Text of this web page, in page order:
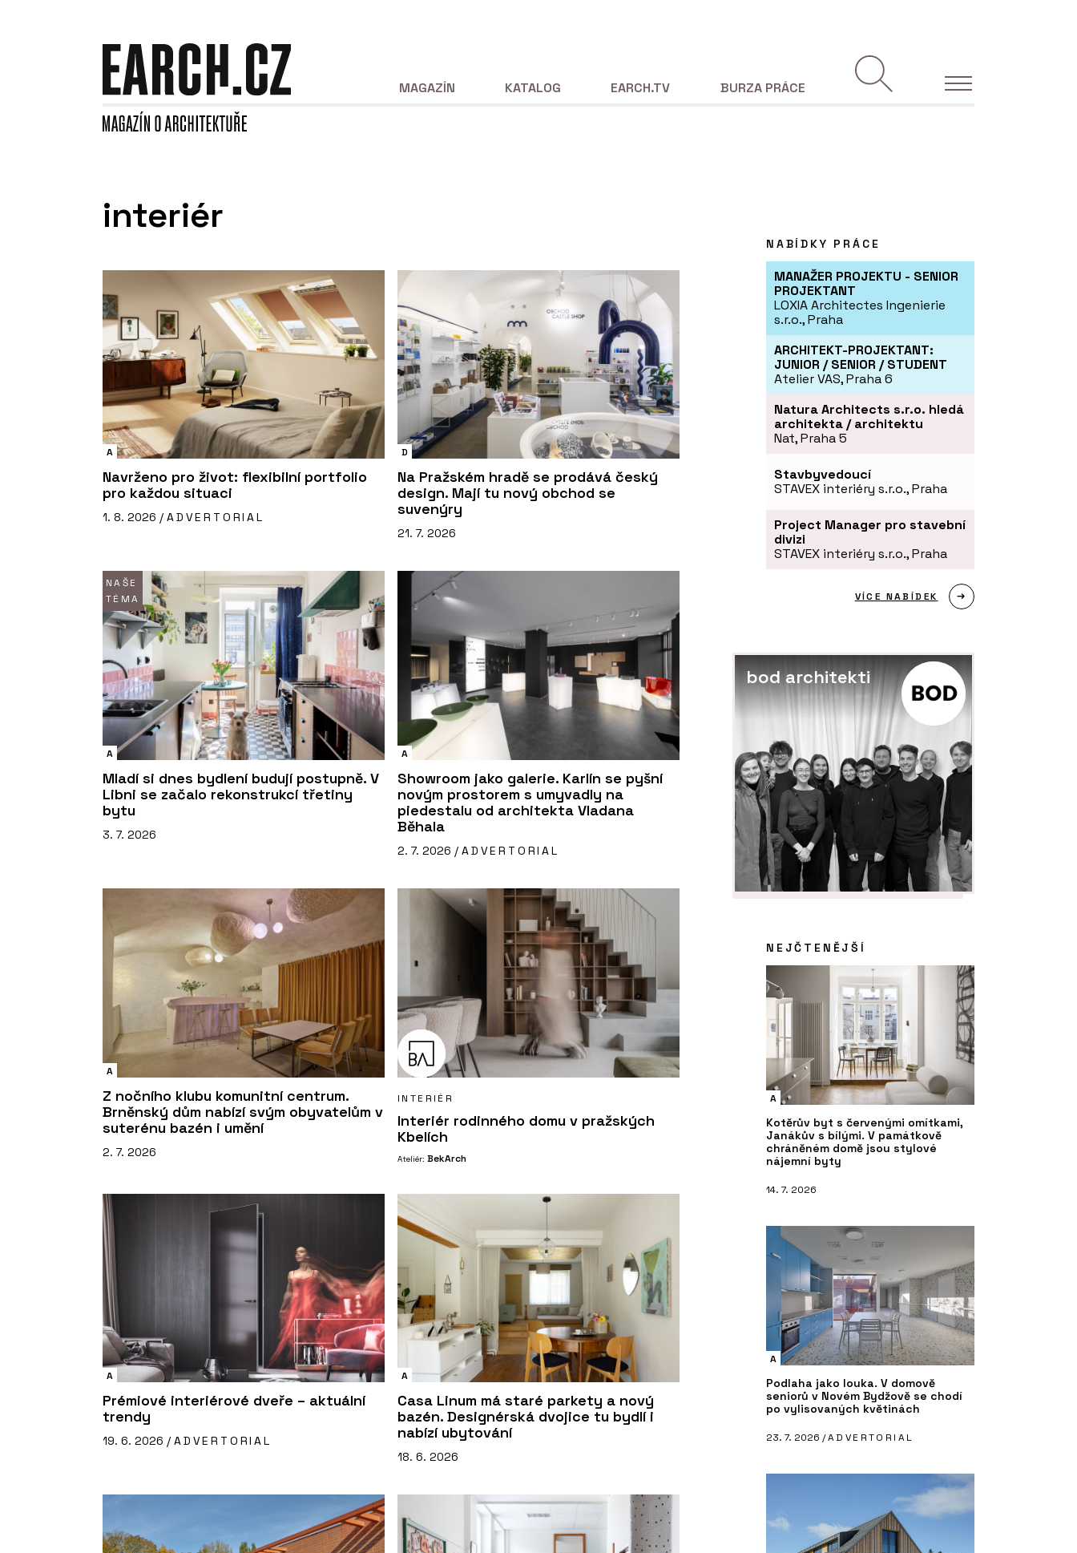
MAGAZÍN KATALOG EARCH.TV BURZA PRÁCE
interiér
A
Navrženo pro život: flexibilní portfolio
pro každou situaci
1. 8. 2026 / ADVERTORIAL
D
Na Pražském hradě se prodává český
design. Mají tu nový obchod se
suvenýry
21. 7. 2026
NAŠE
TÉMA
A
Mladí si dnes bydlení budují postupně. V
Libni se začalo rekonstrukcí třetiny
bytu
3. 7. 2026
A
Showroom jako galerie. Karlín se pyšní
novým prostorem s umyvadly na
piedestalu od architekta Vladana
Běhala
2. 7. 2026 / ADVERTORIAL
A
Z nočního klubu komunitní centrum.
Brněnský dům nabízí svým obyvatelům v
suterénu bazén i umění
2. 7. 2026
INTERIÉR
Interiér rodinného domu v pražských
Kbelích
Ateliér: BekArch
A
Prémiové interiérové dveře – aktuální
trendy
19. 6. 2026 / ADVERTORIAL
A
Casa Linum má staré parkety a nový
bazén. Designérská dvojice tu bydlí i
nabízí ubytování
18. 6. 2026
NABÍDKY PRÁCE
MANAŽER PROJEKTU - SENIOR
PROJEKTANT
LOXIA Architectes Ingenierie
s.r.o., Praha
ARCHITEKT-PROJEKTANT:
JUNIOR / SENIOR / STUDENT
Atelier VAS, Praha 6
Natura Architects s.r.o. hledá
architekta / architektu
Nat, Praha 5
Stavbyvedoucí
STAVEX interiéry s.r.o., Praha
Project Manager pro stavební
divizi
STAVEX interiéry s.r.o., Praha
VÍCE NABÍDEK
bod architekti
NEJČTENĚJŠÍ
A
Kotěrův byt s červenými omítkami,
Janákův s bílými. V památkově
chráněném domě jsou stylové
nájemní byty
14. 7. 2026
A
Podlaha jako louka. V domově
seniorů v Novém Bydžově se chodí
po vylisovaných květinách
23. 7. 2026 /ADVERTORIAL